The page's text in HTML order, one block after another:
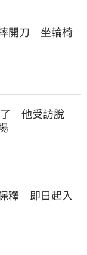
開刀　坐輪椅
　他受訪脫
釋　即日起入